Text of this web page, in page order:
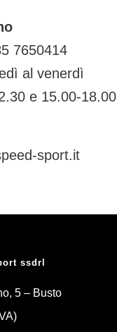
7650414
al venerdì
e 15.00-18.00
sport.it
ssdrl
5 – Busto